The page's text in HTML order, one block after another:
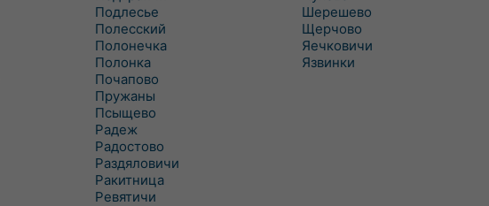
Подлесье
Полесский
Полонечка
Полонка
Почапово
Пружаны
Псыщево
Радеж
Радостово
Раздяловичи
Ракитница
Ревятичи
Шерешево
Щерчово
Яечковичи
Язвинки